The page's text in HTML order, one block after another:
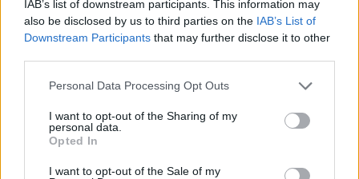
IAB’s list of downstream participants. This information may
also be disclosed by us to third parties on the IAB’s List of
Downstream Participants that may further disclose it to other
Please note that this website/app uses one or more Google
not limited to your visit or usage behaviour. You may click to
grant or deny consent to Google and its third-party tags to
use your data for below specified purposes in below Google
consent section.
Personal Data Processing Opt Outs
I want to opt-out of the Sharing of my
personal data.
Opted In
I want to opt-out of the Sale of my
ικανότητα, καλύτερα καταρτισμένο ανθρώπινο
δυναμικό και ισχυρότερη σύνδεση επένδυσης και
καινοτομίας. Η Ελλάδα, παρά τις διαδοχικές
κρίσεις, στάθηκε όρθια και σήμερα ανακτά
Τώρα είναι η ώρα να προχωρήσουμε με
μεγαλύτερη αυτοπεποίθηση και ισόρροπη
διάχυση των ευκαιριών, καθώς η επόμενη φάση